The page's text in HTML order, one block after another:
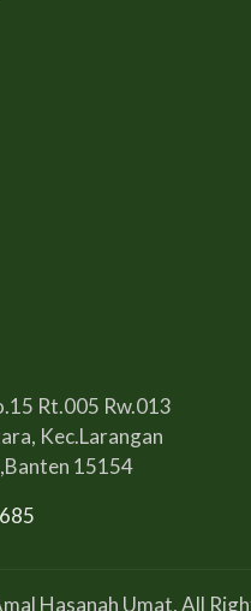
Rt.005 Rw.013
Kec.Larangan
15154
Hasanah Umat, All